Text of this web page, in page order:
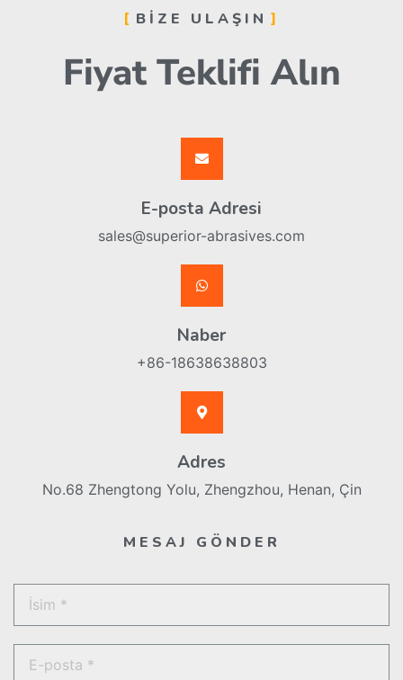
BIZE ULAŞIN
Fiyat Teklifi Alın
E-posta Adresi
sales@superior-abrasives.com
Naber
+86-18638638803
Adres
No.68 Zhengtong Yolu, Zhengzhou, Henan, Çin
MESAJ GÖNDER